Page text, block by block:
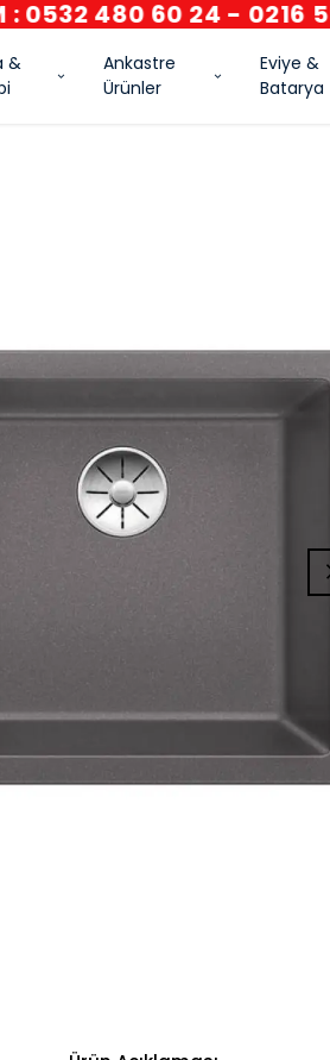
: 0532 480 60 24 - 0216
&
Ankastre
Ürünler
Eviye &
Batarya